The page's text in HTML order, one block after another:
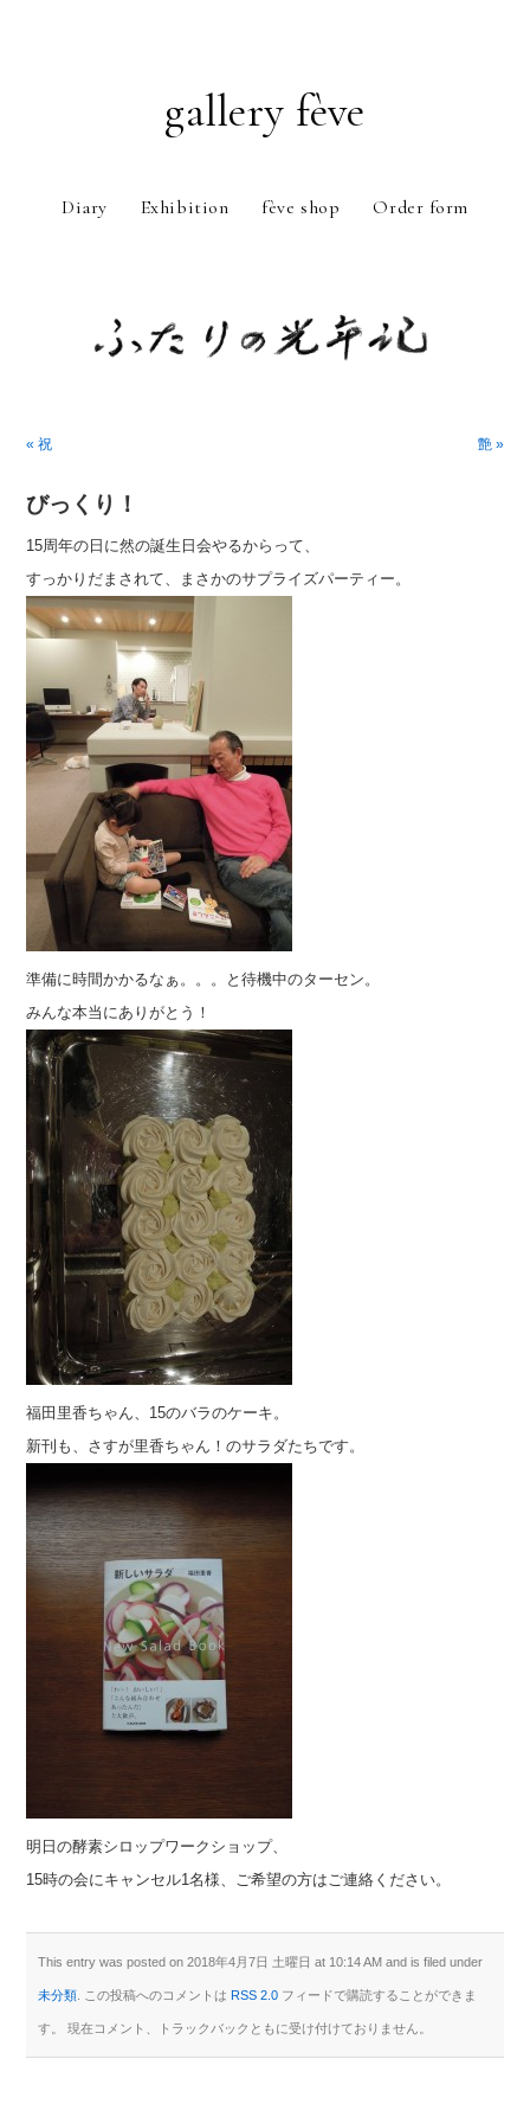
gallery fève
Diary Exhibition fève shop Order form
« 祝
艶 »
びっくり！
15周年の日に然の誕生日会やるからって、
すっかりだまされて、まさかのサプライズパーティー。
準備に時間かかるなぁ。。。と待機中のターセン。
みんな本当にありがとう！
福田里香ちゃん、15のバラのケーキ。
新刊も、さすが里香ちゃん！のサラダたちです。
明日の酵素シロップワークショップ、
15時の会にキャンセル1名様、ご希望の方はご連絡ください。
This entry was posted on 2018年4月7日 土曜日 at 10:14 AM and is filed under
未分類 . この投稿へのコメントはRSS 2.0 フィードで購読することができま
す。 現在コメント、トラックバックともに受け付けておりません。